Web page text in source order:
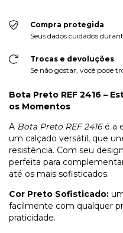
Compra protegida
Seus dados cuidados
Trocas e devoluções
Se não gostar, você pode
Bota Preto REF 2416 –
os Momentos
A Bota Preto REF 2416é a
um calçado versátil, que
resistência. Com seu
perfeita para
até os mais sofisticados.
Cor Preto Sofisticado:
facilmente com qualquer
praticidade.